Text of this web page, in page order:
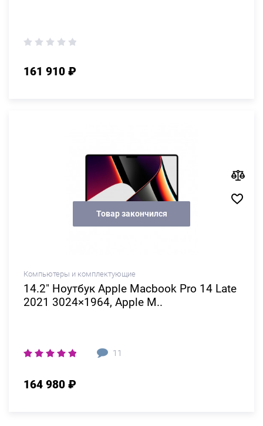
161 910 ₽
Товар закончился
Компьютеры и комплектующие
14.2" Ноутбук Apple Macbook Pro 14 Late
2021 3024×1964, Apple M..
11
164 980 ₽